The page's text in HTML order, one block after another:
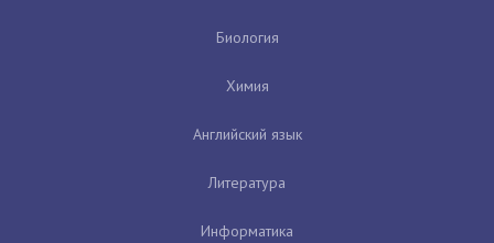
Биология
Химия
Английский язык
Литература
Информатика